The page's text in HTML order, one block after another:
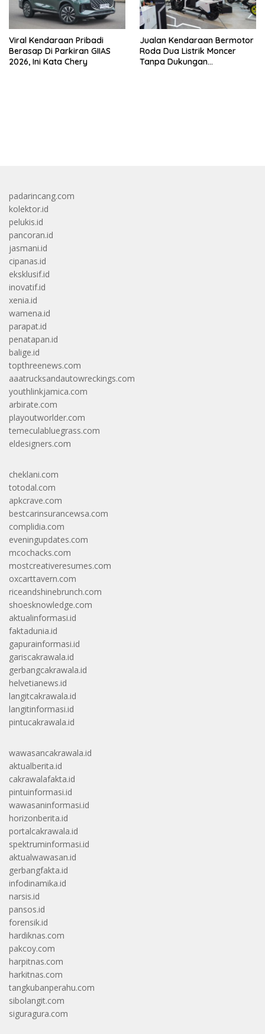
Viral Kendaraan Pribadi
Berasap Di Parkiran GIIAS
2026, Ini Kata Chery
Jualan Kendaraan Bermotor
Roda Dua Listrik Moncer
Tanpa Dukungan
padarincang.com
kolektor.id
pelukis.id
pancoran.id
jasmani.id
cipanas.id
eksklusif.id
inovatif.id
xenia.id
wamena.id
parapat.id
penatapan.id
balige.id
topthreenews.com
aaatrucksandautowreckings.com
youthlinkjamica.com
arbirate.com
playoutworlder.com
temeculabluegrass.com
eldesigners.com
cheklani.com
totodal.com
apkcrave.com
bestcarinsurancewsa.com
complidia.com
eveningupdates.com
mcochacks.com
mostcreativeresumes.com
oxcarttavern.com
riceandshinebrunch.com
shoesknowledge.com
aktualinformasi.id
faktadunia.id
gapurainformasi.id
gariscakrawala.id
gerbangcakrawala.id
helvetianews.id
langitcakrawala.id
langitinformasi.id
pintucakrawala.id
wawasancakrawala.id
aktualberita.id
cakrawalafakta.id
pintuinformasi.id
wawasaninformasi.id
horizonberita.id
portalcakrawala.id
spektruminformasi.id
aktualwawasan.id
gerbangfakta.id
infodinamika.id
narsis.id
pansos.id
forensik.id
hardiknas.com
pakcoy.com
harpitnas.com
harkitnas.com
tangkubanperahu.com
sibolangit.com
siguragura.com